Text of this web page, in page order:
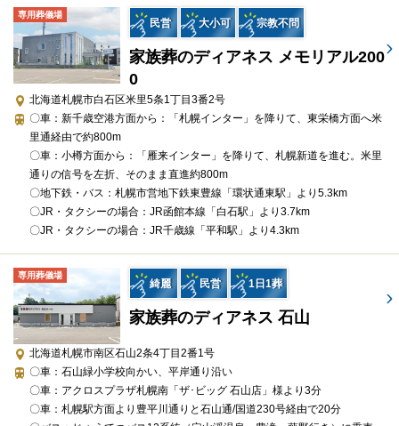
シンプル火葬プラン（165,000円～）（税込）
プランに含まれる設備・サービス
安置場所へのご搬送
ドライアイス
枕飾り
線香・ローソク
お棺
白木位牌
葬祭アドバイザー
役所手続き代行
斎場へのご搬送
火葬場のご案内
自宅飾り一式
骨壺・骨箱
アフターサポート
追加オプション
お坊さんの定額手配
専用葬儀場
民営 大小可 宗教不問
家族葬のディアネス メモリアル200
0
北海道札幌市白石区米里5条1丁目3番2号
〇車：新千歳空港方面から：「札幌インター」を降りて、東栄橋方面へ米
里通経由で約800m
〇車：小樽方面から：「雁来インター」を降りて、札幌新道を進む。米里
通りの信号を左折、そのまま直進約800m
〇地下鉄・バス：札幌市営地下鉄東豊線「環状通東駅」より5.3km
〇JR・タクシーの場合：JR函館本線「白石駅」より3.7km
〇JR・タクシーの場合：JR千歳線「平和駅」より4.3km
専用葬儀場
綺麗 民営 1日1葬
家族葬のディアネス 石山
北海道札幌市南区石山2条4丁目2番1号
〇車：石山緑小学校向かい、平岸通り沿い
〇車：アクロスプラザ札幌南「ザ･ビッグ 石山店」様より3分
〇車：札幌駅方面より豊平川通りと石山通/国道230号経由で20分